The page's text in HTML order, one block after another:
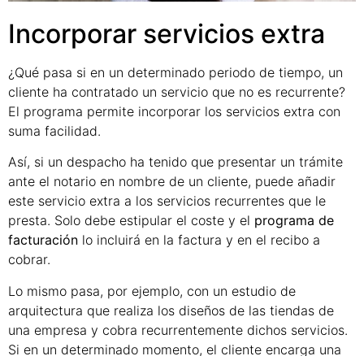
Incorporar servicios extra
¿Qué pasa si en un determinado periodo de tiempo, un
cliente ha contratado un servicio que no es recurrente?
El programa permite incorporar los servicios extra con
suma facilidad.
Así, si un despacho ha tenido que presentar un trámite
ante el notario en nombre de un cliente, puede añadir
este servicio extra a los servicios recurrentes que le
presta. Solo debe estipular el coste y el programa de
facturación lo incluirá en la factura y en el recibo a
cobrar.
Lo mismo pasa, por ejemplo, con un estudio de
arquitectura que realiza los diseños de las tiendas de
una empresa y cobra recurrentemente dichos servicios.
Si en un determinado momento, el cliente encarga una